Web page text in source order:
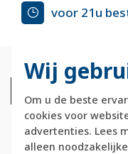
Wij
Om u de beste
cookies voor
advertenties. Lees
alleen
voor 21u